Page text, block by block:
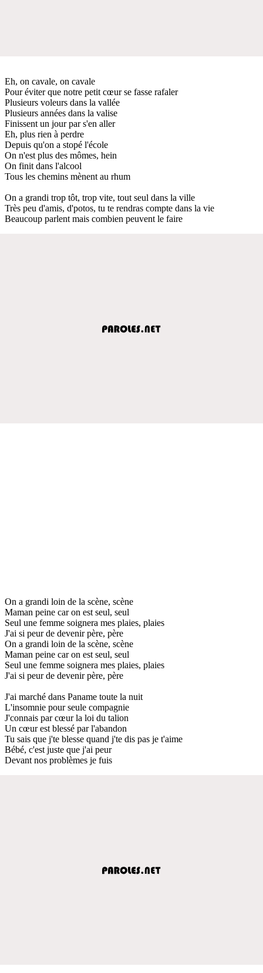
Eh, on cavale, on cavale
Pour éviter que notre petit cœur se fasse rafaler
Plusieurs voleurs dans la vallée
Plusieurs années dans la valise
Finissent un jour par s'en aller
Eh, plus rien à perdre
Depuis qu'on a stopé l'école
On n'est plus des mômes, hein
On finit dans l'alcool
Tous les chemins mènent au rhum
On a grandi trop tôt, trop vite, tout seul dans la ville
Très peu d'amis, d'potos, tu te rendras compte dans la vie
Beaucoup parlent mais combien peuvent le faire
On a grandi loin de la scène, scène
Maman peine car on est seul, seul
Seul une femme soignera mes plaies, plaies
J'ai si peur de devenir père, père
On a grandi loin de la scène, scène
Maman peine car on est seul, seul
Seul une femme soignera mes plaies, plaies
J'ai si peur de devenir père, père
J'ai marché dans Paname toute la nuit
L'insomnie pour seule compagnie
J'connais par cœur la loi du talion
Un cœur est blessé par l'abandon
Tu sais que j'te blesse quand j'te dis pas je t'aime
Bébé, c'est juste que j'ai peur
Devant nos problèmes je fuis